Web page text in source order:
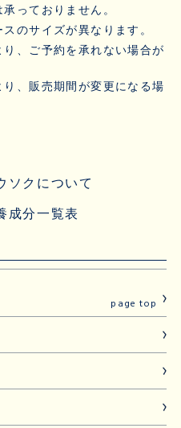
っておりません。
のサイズが異なります。
、ご予約を承れない場合が
、販売期間が変更になる場
ソクについて
成分一覧表
page top